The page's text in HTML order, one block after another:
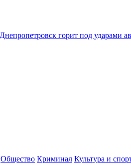
горит под ударами
Общество Криминал Культура и